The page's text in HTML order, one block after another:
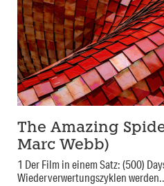
The Amazing
Marc Webb)
1 Der Film in einem Satz: (500)
Wiederverwertungszyklen